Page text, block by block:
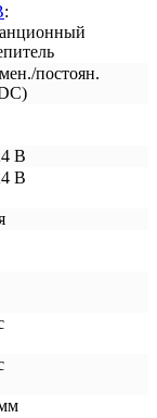
:
постоян.
В
В